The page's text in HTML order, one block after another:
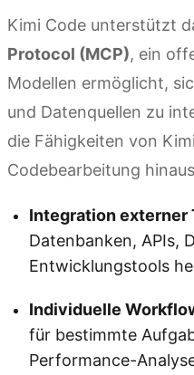
Kimi Code unterstützt
Protocol (MCP), ein
Modellen ermöglicht,
und Datenquellen zu
die Fähigkeiten von
Codebearbeitung
Integration externer
Datenbanken, APIs,
Entwicklungstools
Individuelle
für bestimmte
Performance-